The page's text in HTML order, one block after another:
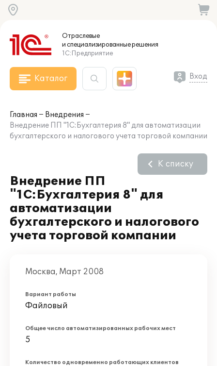
Отраслевые
и специализированныерешения
1С:Предприятие
Каталог Вход
Главная
Внедрения
Внедрение ПП "1С:Бухгалтерия 8" для автоматизации
бухгалтерского и налогового учета торговой компании
Внедрение ПП
"1С:Бухгалтерия 8" для
автоматизации
бухгалтерского и налогового
учета торговой компании
К списку
Москва, Март 2008
Вариант работы
Файловый
Общее число автоматизированных рабочих мест
5
Количество одновременно работающих клиентов